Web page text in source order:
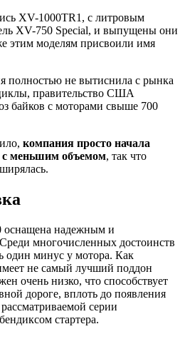
XV-1000TR1, с литровым
XV-750 Special, и выпущены они
этим моделям присвоили имя
полностью не вытиснила с рынка
правительство США
байков с моторами свыше 700
компания просто начала
с меньшим объемом, так что
оснащена надежным и
многочисленных достоинств
один минус у мотора. Как
не самый лучший поддон
очень низко, что способствует
дороге, вплоть до появления
серии
стартера.